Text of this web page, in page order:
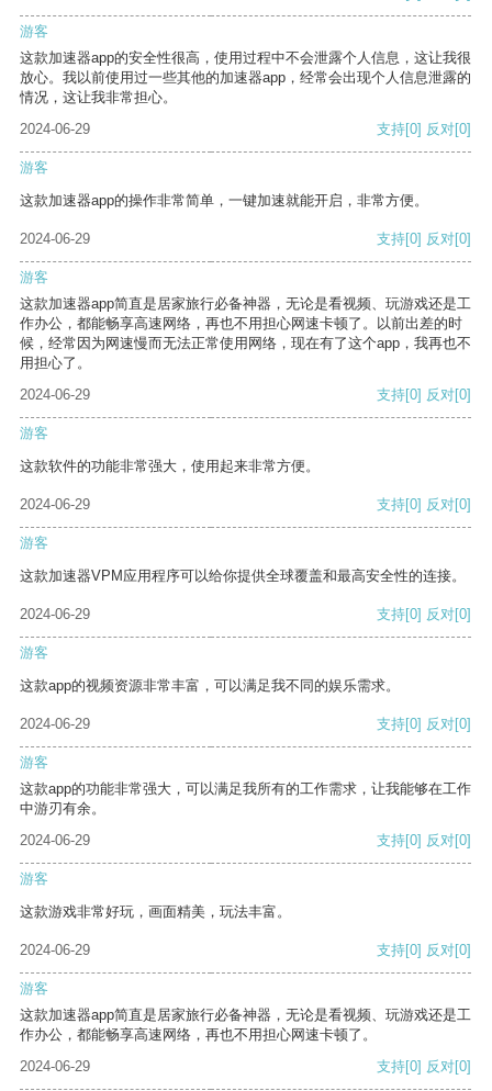
游客
这款加速器app的安全性很高，使用过程中不会泄露个人信息，这让我很
放心。我以前使用过一些其他的加速器app，经常会出现个人信息泄露的
情况，这让我非常担心。
2024-06-29
支持[0] 反对[0]
游客
这款加速器app的操作非常简单，一键加速就能开启，非常方便。
2024-06-29 支持[0] 反对[0]
游客
这款加速器app简直是居家旅行必备神器，无论是看视频、玩游戏还是工
作办公，都能畅享高速网络，再也不用担心网速卡顿了。以前出差的时
候，经常因为网速慢而无法正常使用网络，现在有了这个app，我再也不
用担心了。
2024-06-29
支持[0] 反对[0]
游客
这款软件的功能非常强大，使用起来非常方便。
2024-06-29 支持[0] 反对[0]
游客
这款加速器VPM应用程序可以给你提供全球覆盖和最高安全性的连接。
2024-06-29 支持[0] 反对[0]
游客
这款app的视频资源非常丰富，可以满足我不同的娱乐需求。
2024-06-29 支持[0] 反对[0]
游客
这款app的功能非常强大，可以满足我所有的工作需求，让我能够在工作
中游刃有余。
2024-06-29
支持[0] 反对[0]
游客
这款游戏非常好玩，画面精美，玩法丰富。
2024-06-29 支持[0] 反对[0]
游客
这款加速器app简直是居家旅行必备神器，无论是看视频、玩游戏还是工
作办公，都能畅享高速网络，再也不用担心网速卡顿了。
2024-06-29
支持[0] 反对[0]